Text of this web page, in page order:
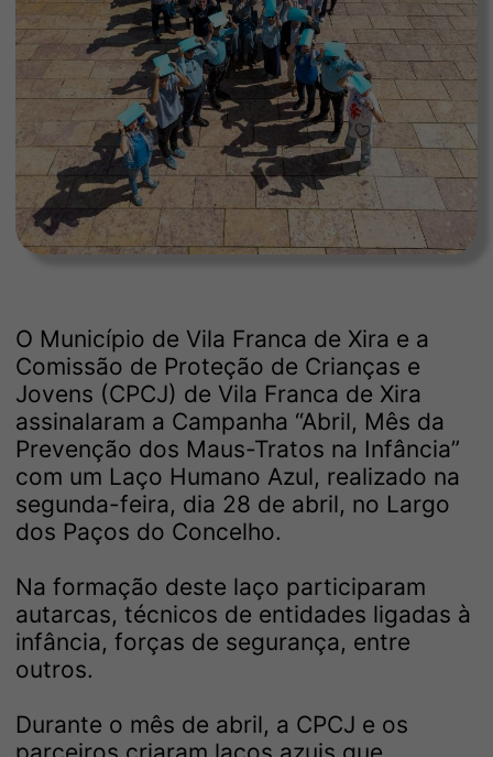
O Município de Vila Franca de Xira e a
Comissão de Proteção de Crianças e
Jovens (CPCJ) de Vila Franca de Xira
assinalaram a Campanha “Abril, Mês da
Prevenção dos Maus-Tratos na Infância”
com um Laço Humano Azul, realizado na
segunda-feira, dia 28 de abril, no Largo
dos Paços do Concelho.
Na formação deste laço participaram
autarcas, técnicos de entidades ligadas à
infância, forças de segurança, entre
outros.
Durante o mês de abril, a CPCJ e os